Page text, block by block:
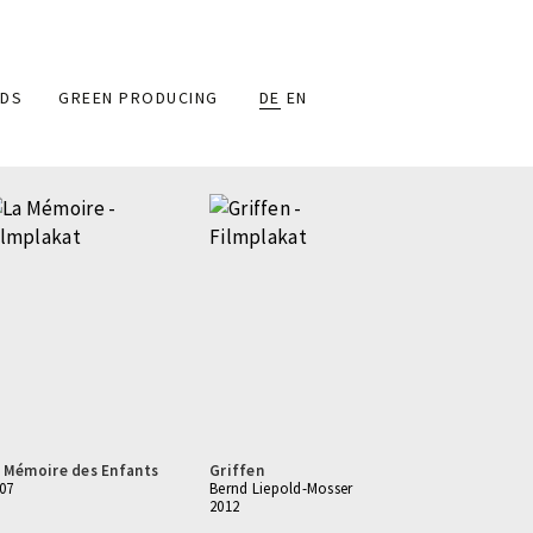
GREEN PRODUCING DE EN
Mémoire des Enfants
Griffen
Bernd Liepold-Mosser
2012